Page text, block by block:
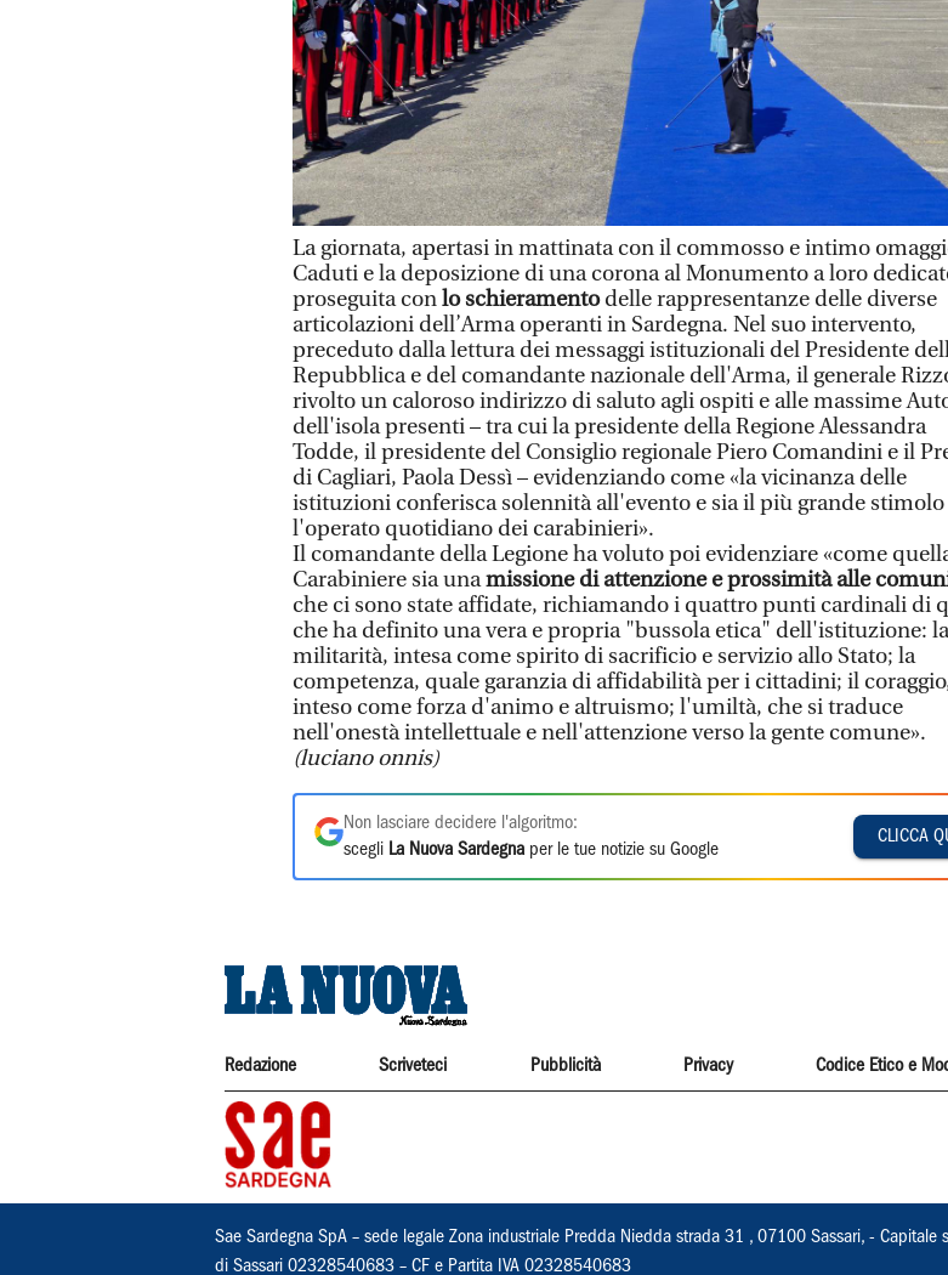
La giornata, apertasi in mattinata con il commosso e intimo
Caduti e la deposizione di una corona al Monumento a loro
proseguita conlo schieramentodelle rappresentanze delle diverse
articolazioni dell’Arma operanti in Sardegna. Nel suo intervento,
preceduto dalla lettura dei messaggi istituzionali del Presidente
Repubblica e del comandante nazionale dell'Arma, il generale
rivolto un caloroso indirizzo di saluto agli ospiti e alle massime
dell'isola presenti – tra cui la presidente della Regione Alessandra
Todde, il presidente del Consiglio regionale Piero Comandini e il
di Cagliari, Paola Dessì – evidenziando come «la vicinanza delle
istituzioni conferisca solennità all'evento e sia il più grande
l'operato quotidiano dei carabinieri».
Il comandante della Legione ha voluto poi evidenziare «come
Carabiniere sia unamissione di attenzione e prossimità alle
che ci sono state affidate, richiamando i quattro punti cardinali di
che ha definito una vera e propria "bussola etica" dell'istituzione: la
militarità, intesa come spirito di sacrificio e servizio allo Stato; la
competenza, quale garanzia di affidabilità per i cittadini; il
inteso come forza d'animo e altruismo; l'umiltà, che si traduce
nell'onestà intellettuale e nell'attenzione verso la gente comune».
(luciano onnis)
Non lasciare decidere l'algoritmo:
scegli La Nuova Sardegna per le tue notizie su Google
CLICCA
Redazione Scriveteci Pubblicità Privacy Codice Etico e
Sae Sardegna SpA – sede legale Zona industriale Predda Niedda strada 31 , 07100 Sassari, -
di Sassari 02328540683 – CF e Partita IVA 02328540683